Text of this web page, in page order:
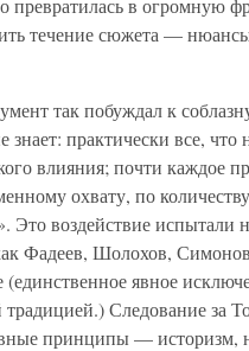
превратилась в огромную
течение сюжета —
так побуждал к
практически все, что
влияния; почти каждое
охвату, по
воздействие испытали
Фадеев, Шолохов,
явное
Следование за
принципы — историзм,